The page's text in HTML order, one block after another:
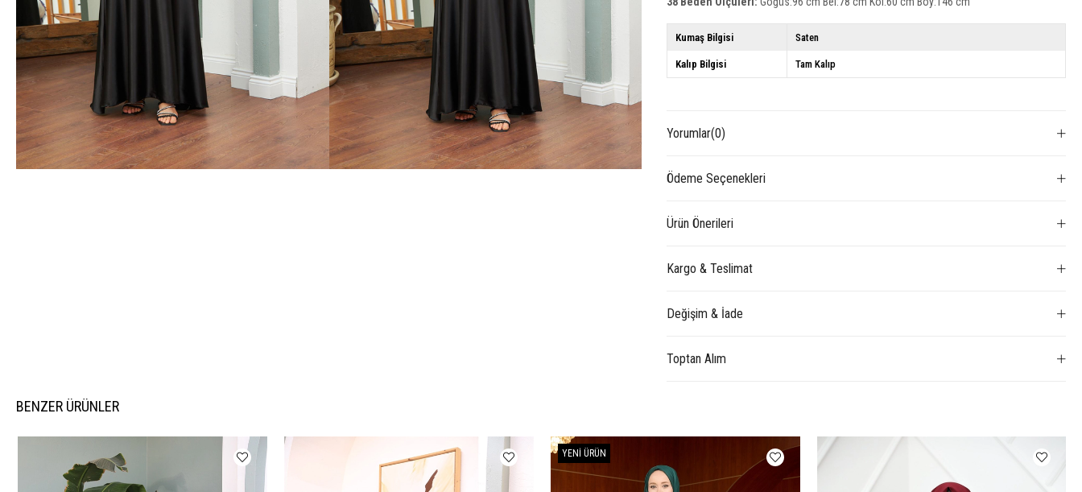
Kumaş Bilgisi Saten
Kalıp Bilgisi Tam Kalıp
Yorumlar(0)
Ödeme Seçenekleri
Ürün Önerileri
Kargo & Teslimat
Değişim & İade
Toptan Alım
BENZER ÜRÜNLER
YENI ÜRÜN